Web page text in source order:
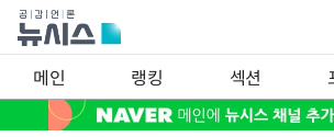
메인 랭킹 섹션